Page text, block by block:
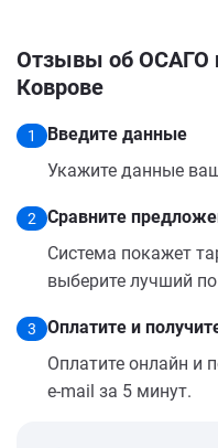
Отзывы об ОСАГО
Коврове
1
Введите данные
Укажите данные
2
Сравните
Система покажет
выберите лучший
3
Оплатите и
Оплатите онлайн и
e-mail за 5 минут.